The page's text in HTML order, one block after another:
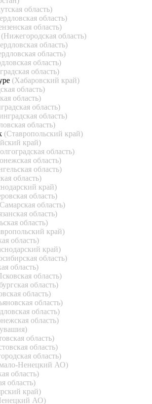
область)
область)
область)
(Нижегородская область)
область)
область)
область)
область)
(Хабаровский край)
область)
область)
область)
область)
область)
(Ставропольский край)
край)
область)
область)
область)
область)
край)
область)
область)
область)
область)
край)
область)
край)
область)
область)
область)
область)
область)
область)
область)
область)
область)
область)
область)
Ненецкий АО)
область)
область)
край)
АО)